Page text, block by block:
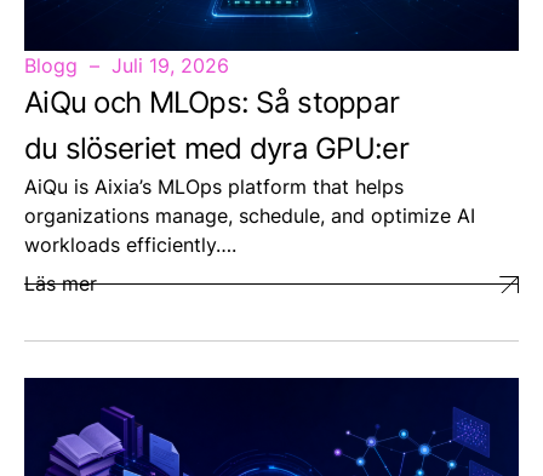
Blogg Juli 19, 2026
AiQu och MLOps: Så stoppar
du slöseriet med dyra GPU:er
AiQu is Aixia’s MLOps platform that helps
organizations manage, schedule, and optimize AI
workloads efficiently….
Läs mer